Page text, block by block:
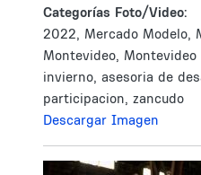
Categorías Foto/Video:
2022, Mercado Modelo,
Montevideo,
invierno, asesoria de
participacion, zancudo
Descargar Imagen